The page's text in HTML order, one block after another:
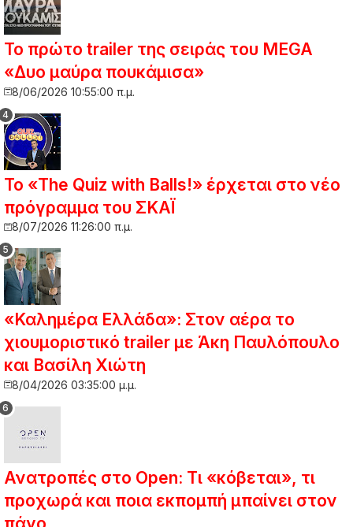
Το πρώτο trailer της σειράς του MEGA
«Δυο μαύρα πουκάμισα»
8/06/2026 10:55:00 π.μ.
Το «The Quiz with Balls!» έρχεται στο νέο
πρόγραμμα του ΣΚΑΪ
8/07/2026 11:26:00 π.μ.
«Καλημέρα Ελλάδα»: Στον αέρα το
χιουμοριστικό trailer με Άκη Παυλόπουλο
και Βασίλη Χιώτη
8/04/2026 03:35:00 μ.μ.
Ανατροπές στο Open: Τι «κόβεται», τι
προχωρά και ποια εκπομπή μπαίνει στον